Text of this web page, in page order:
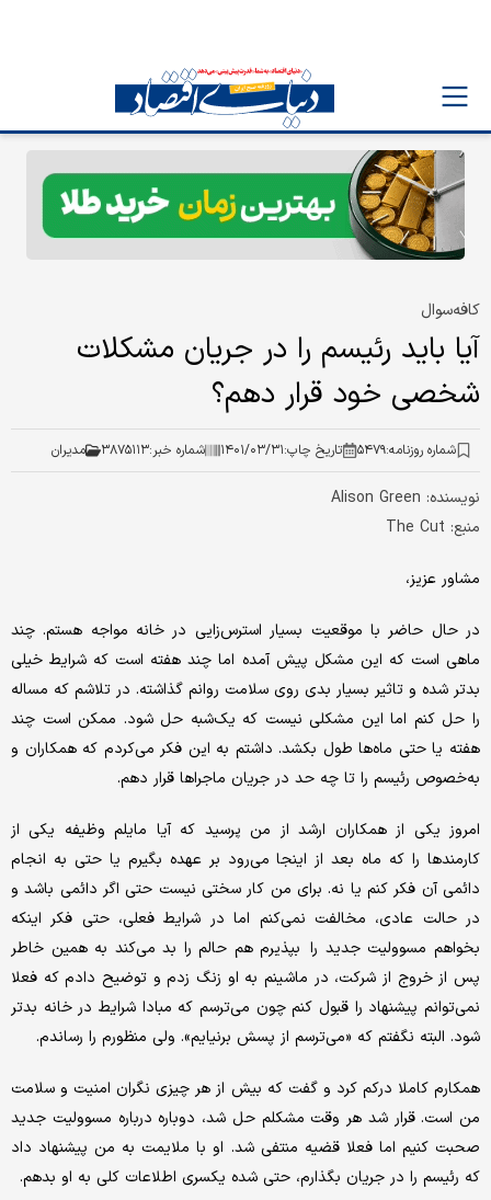
کافه‌سوال
آیا باید رئیسم را در جریان مشکلات
شخصی خود قرار دهم؟
شماره روزنامه:۵۴۷۹ تاریخ چاپ:۱۴۰۱/۰۳/۳۱ شماره خبر:۳۸۷۵۱۱۳ مدیران
نويسنده: Alison Green
منبع: The Cut
مشاور عزیز،
در حال حاضر با موقعیت بسیار استرس‌‌‌زایی در خانه مواجه هستم. چند
ماهی است که این مشکل پیش آمده اما چند هفته است که شرایط خیلی
بدتر شده و تاثیر بسیار بدی روی سلامت روانم گذاشته. در تلاشم که مساله
را حل کنم اما این مشکلی نیست که یک‌شبه حل شود. ممکن است چند
هفته یا حتی ماه‌‌‌ها طول بکشد. داشتم به این فکر می‌کردم که همکاران و
به‌خصوص رئیسم را تا چه حد در جریان ماجراها قرار دهم.
امروز یکی از همکاران ارشد از من پرسید که آیا مایلم وظیفه یکی از
کارمندها را که ماه بعد از اینجا می‌رود بر عهده بگیرم یا حتی به انجام
دائمی آن فکر کنم یا نه. برای من کار سختی نیست حتی اگر دائمی باشد و
در حالت عادی، مخالفت نمی‌‌‌کنم اما در شرایط فعلی، حتی فکر اینکه
بخواهم مسوولیت جدید را بپذیرم هم حالم را بد می‌کند به همین خاطر
پس از خروج از شرکت، در ماشینم به او زنگ زدم و توضیح دادم که فعلا
نمی‌توانم پیشنهاد را قبول کنم چون می‌‌‌ترسم که مبادا شرایط در خانه بدتر
شود. البته نگفتم که «می‌‌‌ترسم از پسش برنیایم». ولی منظورم را رساندم.
همکارم کاملا درکم کرد و گفت که بیش از هر چیزی نگران امنیت و سلامت
من است. قرار شد هر وقت مشکلم حل شد، دوباره درباره مسوولیت جدید
صحبت کنیم اما فعلا قضیه منتفی شد. او با ملایمت به من پیشنهاد داد
که رئیسم را در جریان بگذارم، حتی شده یکسری اطلاعات کلی به او بدهم.